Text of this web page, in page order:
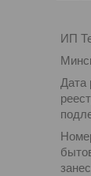
ИП
Дата